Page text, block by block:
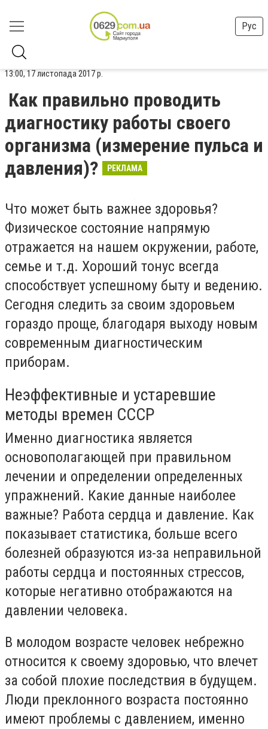
Рус
13:00, 17 листопада 2017 р.
Как правильно проводить
диагностику работы своего
организма (измерение пульса и
давления)?
РЕКЛАМА
Что может быть важнее здоровья?
Физическое состояние напрямую
отражается на нашем окружении, работе,
семье и т.д. Хороший тонус всегда
способствует успешному быту и ведению.
Сегодня следить за своим здоровьем
гораздо проще, благодаря выходу новым
современным диагностическим
приборам.
Неэффективные и устаревшие
методы времен СССР
Именно диагностика является
основополагающей при правильном
лечении и определении определенных
упражнений. Какие данные наиболее
важные? Работа сердца и давление. Как
показывает статистика, больше всего
болезней образуются из-за неправильной
работы сердца и постоянных стрессов,
которые негативно отображаются на
давлении человека.
В молодом возрасте человек небрежно
относится к своему здоровью, что влечет
за собой плохие последствия в будущем.
Люди преклонного возраста постоянно
имеют проблемы с давлением, именно